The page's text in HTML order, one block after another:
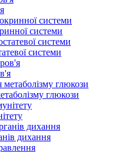
системи
системи
глюкози
дихання